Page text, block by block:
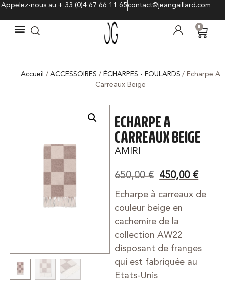
Appelez-nous au + 33 (0)4 67 66 11 65contact@jeangaillard.com
0
Accueil / ACCESSOIRES / ÉCHARPES - FOULARDS / Echarpe A
Carreaux Beige
ECHARPE A
CARREAUX BEIGE
AMIRI
650,00€ 450,00€
Echarpe à carreaux de
couleur beige en
cachemire de la
collection AW22
disposant de franges
qui est fabriquée au
Etats-Unis